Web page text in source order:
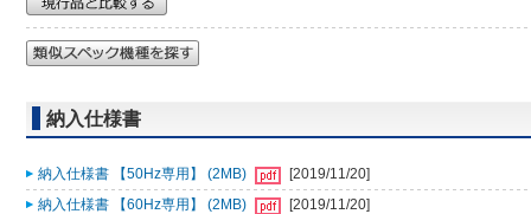
納入仕様書
納入仕様書 【50Hz専用】 (2MB)
[2019/11/20]
納入仕様書 【60Hz専用】 (2MB)
[2019/11/20]